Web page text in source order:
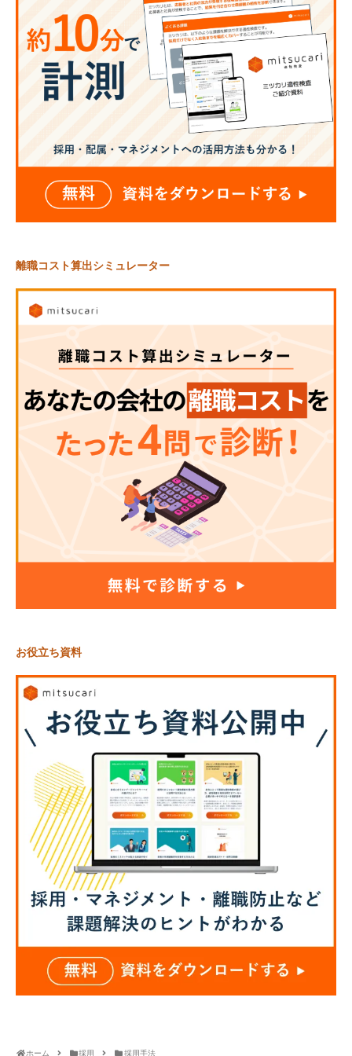
離職コスト算出シミュレーター
お役立ち資料
ホーム 採用 採用手法